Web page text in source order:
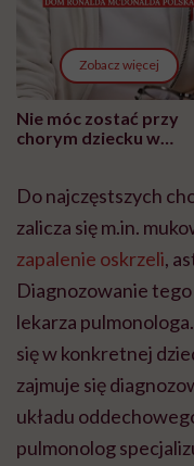
Zobacz więcej
Nie móc zostać przy
chorym dziecku w
może chyba tylko
głupota i brak
wyobraźni"
Do najczęstszych
zalicza się m.in.
zapalenie oskrzeli,
Diagnozowanie
lekarza
się w konkretnej
zajmuje się
układu
pulmonolog